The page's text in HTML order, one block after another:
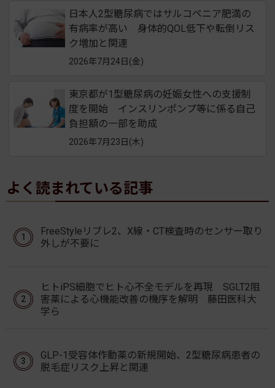
日本人2型糖尿病ではサルコペニア肥満の
有病率が高い 身体的QOL低下や転倒リス
ク増加と関連
2026年7月24日(金)
東京都が1型糖尿病の妊娠女性への支援制
度を開始 インスリンポンプ等に係る自己
負担額の一部を助成
2026年7月23日(木)
よく読まれている記事
FreeStyleリブレ2、X線・CT検査時のセンサー取り
外しが不要に
ヒトiPS細胞でヒト心不全モデルを再現 SGLT2阻
害薬による心機能改善の機序を解明 藤田医科大
学ら
GLP-1受容体作動薬の新規開始、2型糖尿病患者の
脱毛症リスク上昇と関連